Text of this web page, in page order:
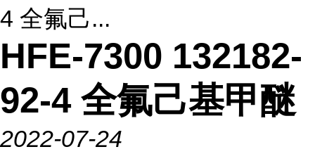
4 全氟己...
HFE-7300 132182-
92-4 全氟己基甲醚
2022-07-24